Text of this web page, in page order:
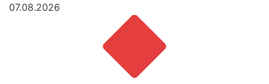
07.08.2026